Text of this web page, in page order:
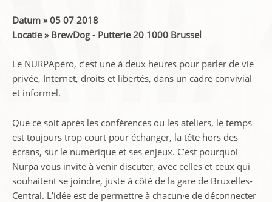
Datum » 05 07 2018
Locatie » BrewDog - Putterie 20 1000 Brussel
Le NURPApéro, c’est une à deux heures pour parler de vie
privée, Internet, droits et libertés, dans un cadre convivial
et informel.
Que ce soit après les conférences ou les ateliers, le temps
est toujours trop court pour échanger, la tête hors des
écrans, sur le numérique et ses enjeux. C’est pourquoi
Nurpa vous invite à venir discuter, avec celles et ceux qui
souhaitent se joindre, juste à côté de la gare de Bruxelles-
Central. L’idée est de permettre à chacun·e de déconnecter